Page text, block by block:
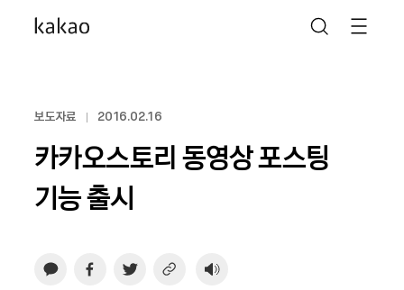
보도자료 2016.02.16
카카오스토리 동영상 포스팅
기능 출시